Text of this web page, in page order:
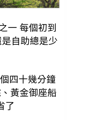
一 每個初到
自助總是少
四十幾分鐘
黃金御座船
了